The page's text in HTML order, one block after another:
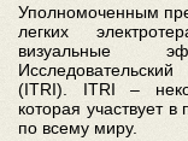
Уполномоченным
легких
визуальные
(ITRI). ITRI –
которая участвует
по всему миру.